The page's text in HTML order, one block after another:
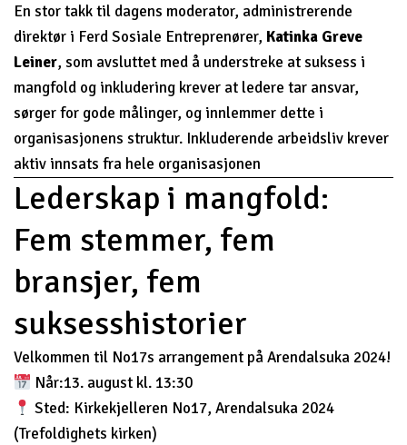
En stor takk til dagens moderator, administrerende
direktør i Ferd Sosiale Entreprenører, Katinka Greve
Leiner, som avsluttet med å understreke at suksess i
mangfold og inkludering krever at ledere tar ansvar,
sørger for gode målinger, og innlemmer dette i
organisasjonens struktur. Inkluderende arbeidsliv krever
aktiv innsats fra hele organisasjonen
Lederskap i mangfold:
Fem stemmer, fem
bransjer, fem
suksesshistorier
Velkommen til No17s arrangement på Arendalsuka 2024!
Når:13. august kl. 13:30
Sted: Kirkekjelleren No17, Arendalsuka 2024
(Trefoldighets kirken)